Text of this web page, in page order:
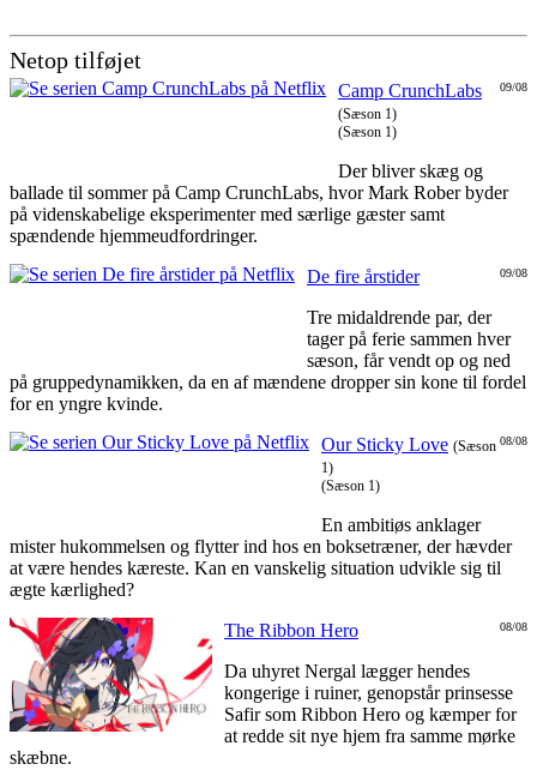
Netop tilføjet
09/08
Camp CrunchLabs
(Sæson 1)
(Sæson 1)
Der bliver skæg og
ballade til sommer på Camp CrunchLabs, hvor Mark Rober byder
på videnskabelige eksperimenter med særlige gæster samt
spændende hjemmeudfordringer.
09/08
De fire årstider
Tre midaldrende par, der
tager på ferie sammen hver
sæson, får vendt op og ned
på gruppedynamikken, da en af mændene dropper sin kone til fordel
for en yngre kvinde.
08/08
Our Sticky Love (Sæson
1)
(Sæson 1)
En ambitiøs anklager
mister hukommelsen og flytter ind hos en boksetræner, der hævder
at være hendes kæreste. Kan en vanskelig situation udvikle sig til
ægte kærlighed?
08/08
The Ribbon Hero
Da uhyret Nergal lægger hendes
kongerige i ruiner, genopstår prinsesse
Safir som Ribbon Hero og kæmper for
at redde sit nye hjem fra samme mørke
skæbne.